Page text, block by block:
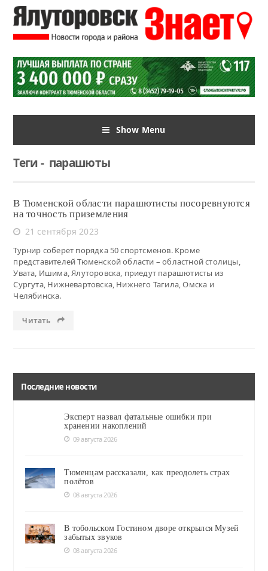
Show Menu
Теги-парашюты
В Тюменской области парашютисты посоревнуются
на точность приземления
21 сентября 2023
Турнир соберет порядка 50 спортсменов. Кроме
представителей Тюменской области – областной столицы,
Увата, Ишима, Ялуторовска, приедут парашютисты из
Сургута, Нижневартовска, Нижнего Тагила, Омска и
Челябинска.
Читать
Последние новости
Эксперт назвал фатальные ошибки при
хранении накоплений
09 августа 2026
Тюменцам рассказали, как преодолеть страх
полётов
08 августа 2026
В тобольском Гостином дворе открылся Музей
забытых звуков
08 августа 2026